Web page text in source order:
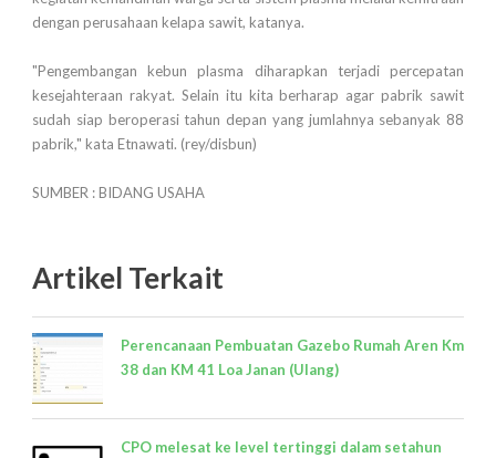
dengan perusahaan kelapa sawit, katanya.
"Pengembangan kebun plasma diharapkan terjadi percepatan
kesejahteraan rakyat. Selain itu kita berharap agar pabrik sawit
sudah siap beroperasi tahun depan yang jumlahnya sebanyak 88
pabrik," kata Etnawati. (rey/disbun)
SUMBER : BIDANG USAHA
Artikel Terkait
Perencanaan Pembuatan Gazebo Rumah Aren Km
38 dan KM 41 Loa Janan (Ulang)
CPO melesat ke level tertinggi dalam setahun